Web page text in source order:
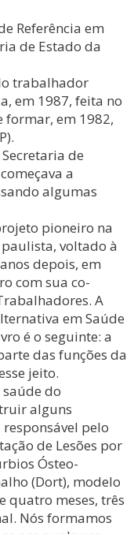
Referência em
de Estado da
trabalhador
em 1987, feita no
formar, em 1982,
de
a
algumas
pioneiro na
voltado à
depois, em
com sua co-
A
em Saúde
é o seguinte: a
das funções da
jeito.
saúde do
alguns
pelo
de Lesões por
Ósteo-
(Dort), modelo
quatro meses, três
Nós formamos